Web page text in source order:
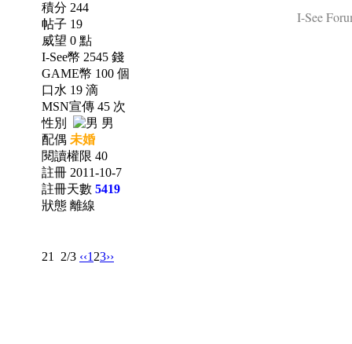
積分 244
帖子 19
威望 0 點
I-See幣 2545 錢
GAME幣 100 個
口水 19 滴
MSN宣傳 45 次
性別
男
配偶 未婚
閱讀權限 40
註冊 2011-10-7
註冊天數 5419
狀態 離線
I-See
21 2/3 ‹‹1 23››